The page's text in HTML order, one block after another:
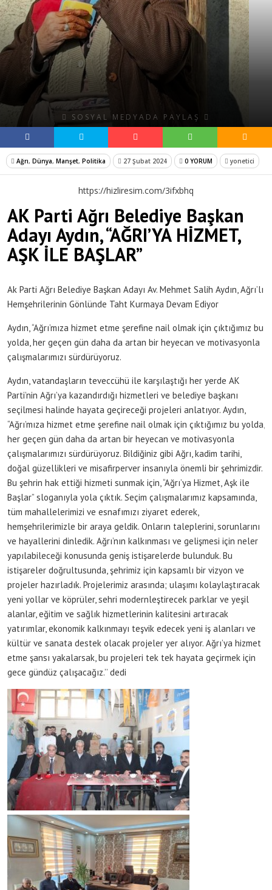
SOSYAL MEDYADA PAYLAŞ
Ağrı, Dünya, Manşet, Politika 27 Şubat 2024 0 YORUM yonetici
https://hizliresim.com/3ifxbhq
AK Parti Ağrı Belediye Başkan
Adayı Aydın, “AĞRI’YA HİZMET,
AŞK İLE BAŞLAR”
Ak Parti Ağrı Belediye Başkan Adayı Av. Mehmet Salih Aydın, Ağrı’lı
Hemşehrilerinin Gönlünde Taht Kurmaya Devam Ediyor
Aydın, “Ağrı’mıza hizmet etme şerefine nail olmak için çıktığımız bu
yolda, her geçen gün daha da artan bir heyecan ve motivasyonla
çalışmalarımızı sürdürüyoruz.
Aydın, vatandaşların teveccühü ile karşılaştığı her yerde AK
Parti’nin Ağrı’ya kazandırdığı hizmetleri ve belediye başkanı
seçilmesi halinde hayata geçireceği projeleri anlatıyor. Aydın,
“Ağrı’mıza hizmet etme şerefine nail olmak için çıktığımız bu yolda,
her geçen gün daha da artan bir heyecan ve motivasyonla
çalışmalarımızı sürdürüyoruz. Bildiğiniz gibi Ağrı, kadim tarihi,
doğal güzellikleri ve misafirperver insanıyla önemli bir şehrimizdir.
Bu şehrin hak ettiği hizmeti sunmak için, “Ağrı’ya Hizmet, Aşk ile
Başlar” sloganıyla yola çıktık. Seçim çalışmalarımız kapsamında,
tüm mahallelerimizi ve esnafımızı ziyaret ederek,
hemşehrilerimizle bir araya geldik. Onların taleplerini, sorunlarını
ve hayallerini dinledik. Ağrı’nın kalkınması ve gelişmesi için neler
yapılabileceği konusunda geniş istişarelerde bulunduk. Bu
istişareler doğrultusunda, şehrimiz için kapsamlı bir vizyon ve
projeler hazırladık. Projelerimiz arasında; ulaşımı kolaylaştıracak
yeni yollar ve köprüler, sehri modernleştirecek parklar ve yeşil
alanlar, eğitim ve sağlık hizmetlerinin kalitesini artıracak
yatırımlar, ekonomik kalkınmayı teşvik edecek yeni iş alanları ve
kültür ve sanata destek olacak projeler yer alıyor. Ağrı’ya hizmet
etme şansı yakalarsak, bu projeleri tek tek hayata geçirmek için
gece gündüz çalışacağız.’’ dedi